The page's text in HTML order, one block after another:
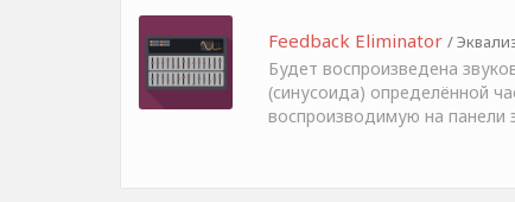
Feedback Eliminator /
Будет воспроизведена
(синусоида) определённой
воспроизводимую на панели